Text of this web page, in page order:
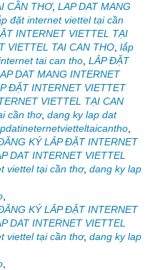
CẦN THƠ, LAP DAT MANG
đặt internet viettel tại cần
INTERNET VIETTEL TẠI
VIETTEL TAI CAN THO lắp
tai can tho LẮP ĐẶT
DAT MANG INTERNET
ĐẶT INTERNET VIETTET
VIETTEL TẠI CAN
cần thơ, dang ky lap dat
KÝ LẮP ĐẶT INTERNET
DAT INTERNET VIETTEL
viettel tại cần thơ, dang ky lap
KÝ LẮP ĐẶT INTERNET
DAT INTERNET VIETTEL
viettel tại cần thơ, dang ky lap